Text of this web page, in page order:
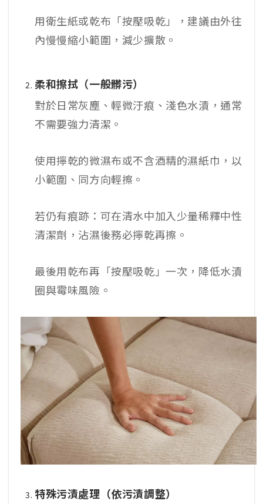
用衛生紙或乾布「按壓吸乾」，建議由外往
內慢慢縮小範圍，減少擴散。​
柔和擦拭（一般髒污）
對於日常灰塵、輕微汙痕、淺色水漬，通常
不需要強力清潔。
使用擰乾的微濕布或不含酒精的濕紙巾，以
小範圍、同方向輕擦。
若仍有痕跡：可在清水中加入少量稀釋中性
清潔劑，沾濕後務必擰乾再擦。
最後用乾布再「按壓吸乾」一次，降低水漬
圈與霉味風險。​
特殊污漬處理（依污漬調整）